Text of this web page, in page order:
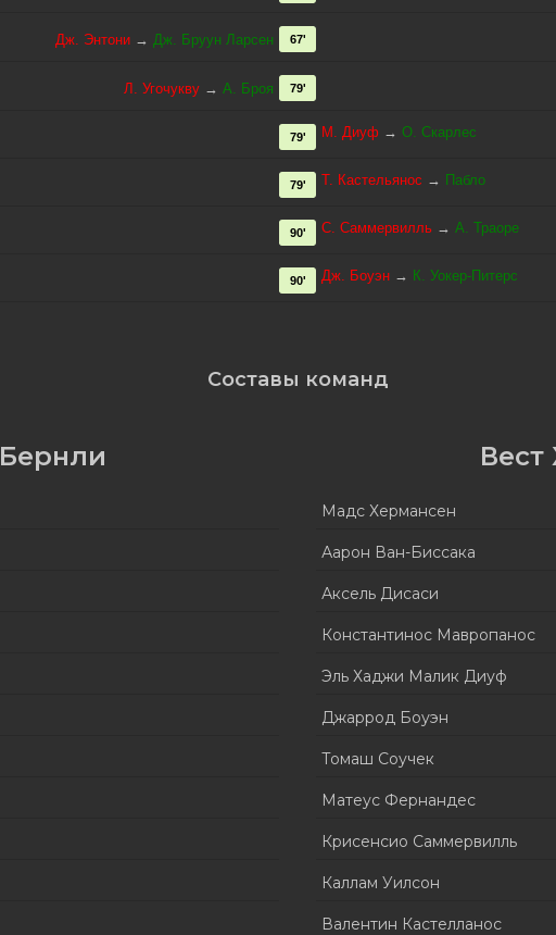
Дж. Энтони → Дж. Бруун Ларсен 67'
Л. Угочукву → А. Броя 79'
М. Диуф → О. Скарлес
79'
Т. Кастельянос → Пабло
79'
С. Саммервилль → А. Траоре
90'
Дж. Боуэн → К. Уокер-Питерс
90'
Составы команд
Бернли Вест
Мадс Хермансен
Аарон Ван-Биссака
Аксель Дисаси
Константинос Мавропанос
Эль Хаджи Малик Диуф
Джаррод Боуэн
Томаш Соучек
Матеус Фернандес
Крисенсио Саммервилль
Каллам Уилсон
Валентин Кастелланос